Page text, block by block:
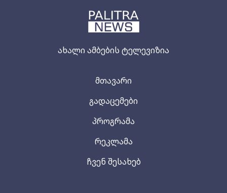
ახალი ამბების ტელევიზია
მთავარი
გადაცემები
პროგრამა
რეკლამა
ჩვენ შესახებ